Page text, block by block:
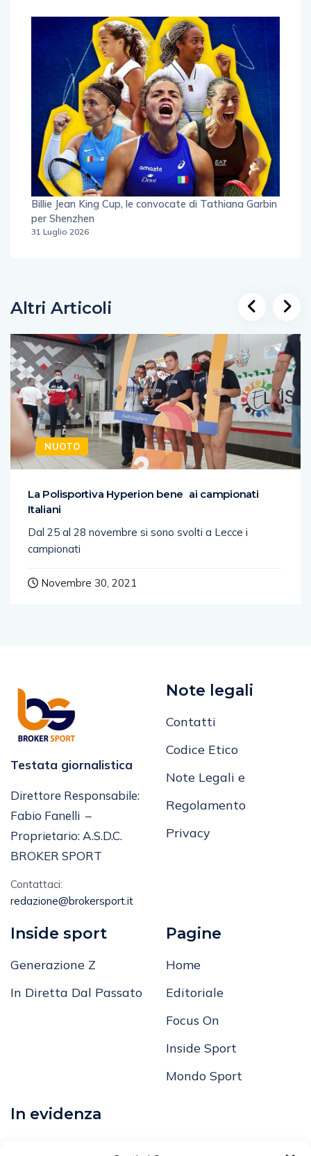
Billie Jean King Cup, le convocate di Tathiana Garbin
per Shenzhen
31 Luglio 2026
Altri Articoli
NUOTO
La Polisportiva Hyperion bene ai campionati
Italiani
Dal 25 al 28 novembre si sono svolti a Lecce i
campionati
Novembre 30, 2021
Testata giornalistica
Direttore Responsabile:
Fabio Fanelli –
Proprietario: A.S.D.C.
BROKER SPORT
Contattaci:
redazione@brokersport.it
Note legali
Contatti
Codice Etico
Note Legali e
Regolamento
Privacy
Inside sport
Generazione Z
In Diretta Dal Passato
Pagine
Home
Editoriale
Focus On
Inside Sport
Mondo Sport
In evidenza